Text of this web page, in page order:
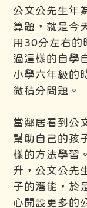
公文公先生年
算題，就是今
用30分左右的
過這樣的自學
小學六年級的
微積分問題。
當鄰居看到公
幫助自己的孩
樣的方法學習
升，公文公先
子的潛能，於
心開設更多的